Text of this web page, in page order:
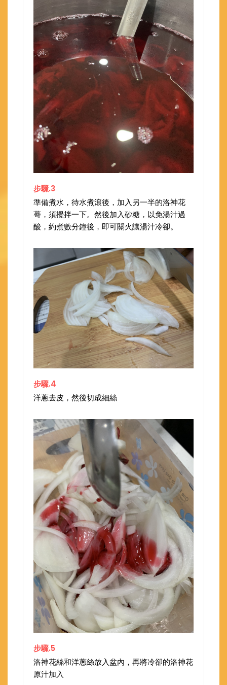
步驟.3
準備煮水，待水煮滾後，加入另一半的洛神花
蕚，須攪拌一下。然後加入砂糖，以免湯汁過
酸，約煮數分鐘後，即可關火讓湯汁冷卻。
步驟.4
洋蔥去皮，然後切成細絲
步驟.5
洛神花絲和洋蔥絲放入盆內，再將冷卻的洛神花
原汁加入